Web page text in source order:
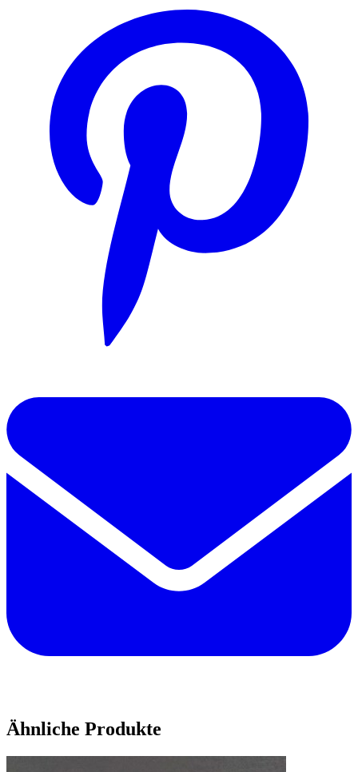
Ähnliche Produkte